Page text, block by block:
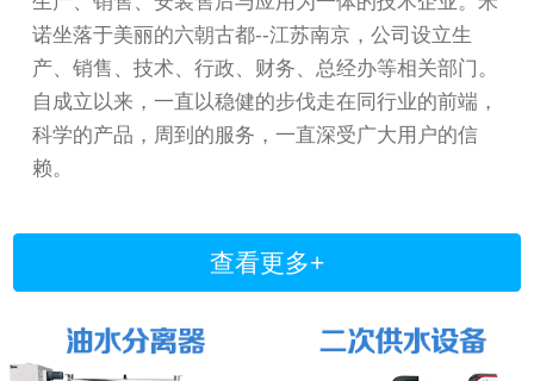
诺坐落于美丽的六朝古都--江苏南京，公司设立生
产、销售、技术、行政、财务、总经办等相关部门。
自成立以来，一直以稳健的步伐走在同行业的前端，
科学的产品，周到的服务，一直深受广大用户的信
赖。
查看更多+